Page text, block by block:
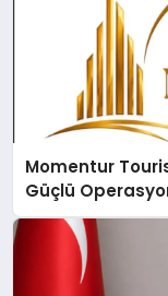
Momentur
Güçlü